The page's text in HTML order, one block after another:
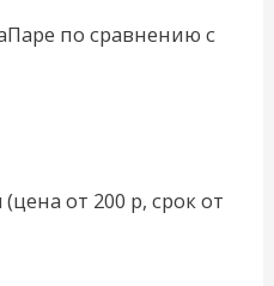
по сравнению с
от 200 р, срок от